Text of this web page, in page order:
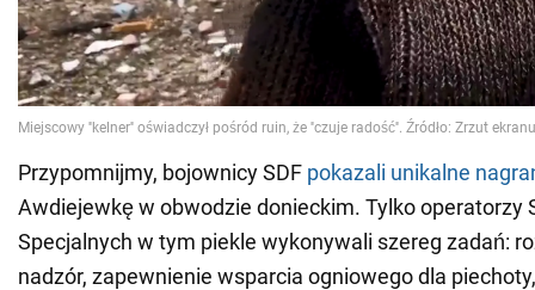
Przypomnijmy, bojownicy SDF pokazali unikalne
Awdiejewkę w obwodzie donieckim. Tylko operatorzy
Specjalnych w tym piekle wykonywali szereg zadań:
nadzór, zapewnienie wsparcia ogniowego dla